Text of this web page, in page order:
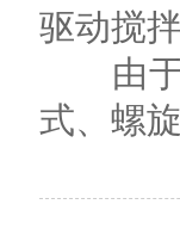
驱动搅
由于
式、螺